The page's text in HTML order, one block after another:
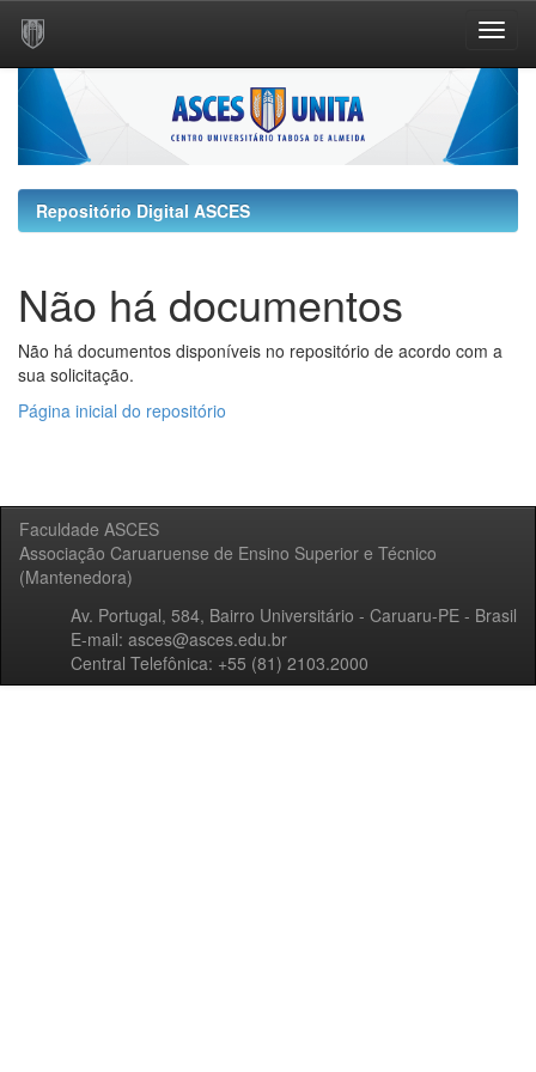
Skip
navigation
Repositório Digital ASCES
Não há documentos
Não há documentos disponíveis no repositório de acordo com a
sua solicitação.
Página inicial do repositório
Faculdade ASCES
Associação Caruaruense de Ensino Superior e Técnico
(Mantenedora)
Av. Portugal, 584, Bairro Universitário - Caruaru-PE - Brasil
E-mail: asces@asces.edu.br
Central Telefônica: +55 (81) 2103.2000